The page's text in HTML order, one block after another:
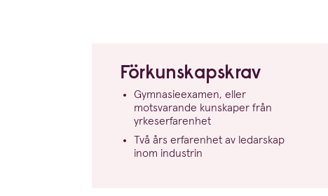
Förkun­skapskrav
Gymna­si­e­examen, eller
motsvarande kunskaper från
yrkeserfarenhet
Två års erfarenhet av ledarskap
inom industrin